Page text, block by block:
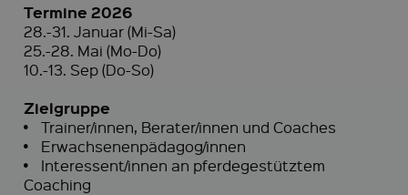
Termine 2026
28.-31. Januar (Mi-Sa)
25.-28. Mai (Mo-Do)
10.-13. Sep (Do-So)
Zielgruppe
• Trainer/innen, Berater/innen und Coaches
• Erwachsenenpädagog/innen
•
Interessent/innen an pferdegestütztem
Coaching